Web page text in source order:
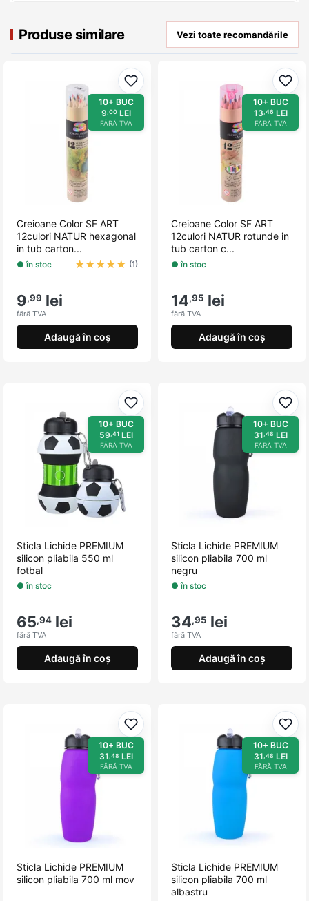
Produse similare Vezi toate recomandările
Adaugă la favorite
10+ BUC
9,00LEI
FĂRĂ TVA
Creioane Color SF ART
12culori NATUR hexagonal
in tub carton...
● în stoc ★★★★★ (1)
9,99 lei
fără TVA
Adaugă în coș
10+ BUC
13,46 LEI
FĂRĂ TVA
Creioane Color SF ART
12culori NATUR rotunde in
tub carton c...
● în stoc
14,95 lei
fără TVA
Adaugă în coș
Adaugă la favorite
10+ BUC
59,41 LEI
FĂRĂ TVA
Sticla Lichide PREMIUM
silicon pliabila 550 ml
fotbal
● în stoc
65,94 lei
fără TVA
Adaugă în coș
10+ BUC
31,48 LEI
FĂRĂ TVA
Sticla Lichide PREMIUM
silicon pliabila 700 ml
negru
● în stoc
34,95 lei
fără TVA
Adaugă în coș
Adaugă la favorite
10+ BUC
31 ,48 LEI
FĂRĂ TVA
Sticla Lichide PREMIUM
silicon pliabila 700 ml mov
10+ BUC
31 ,48 LEI
FĂRĂ TVA
Sticla Lichide PREMIUM
silicon pliabila 700 ml
albastru